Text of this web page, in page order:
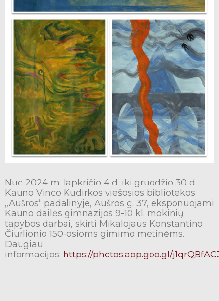
Nuo 2024 m. lapkričio 4 d. iki gruodžio 30 d.
Kauno Vinco Kudirkos viešosios bibliotekos
„Aušros“ padalinyje, Aušros g. 37, eksponuojami
Kauno dailės gimnazijos 9-10 kl. mokinių
tapybos darbai, skirti Mikalojaus Konstantino
Čiurlionio 150-osioms gimimo metinėms.
Daugiau
informacijos: https://photos.app.goo.gl/